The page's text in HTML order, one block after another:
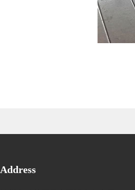
Address